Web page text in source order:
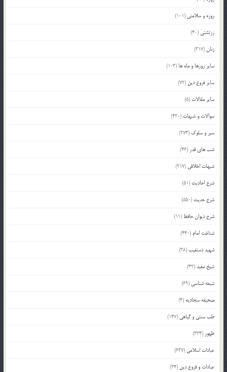
روزه و سلامتی (101)
زرتشتی (40)
زنان(317)
سایر روزها و ماه ها (103)
سایر فروع دین (72)
سایر مقالات (5)
سوالات و شبهات (420)
سیر و سلوک (274)
شب های قدر (46)
شبهات اخلاقی (217)
شرح احادیث (51)
شرح حدیث (550)
شرح دیوان حافظ (11)
شناخت امام (440)
شهید دستغیب(38)
شیخ مفید(42)
شیعه شناسی (69)
صحیفه سجادیه (4)
طب سنتی و گیاهی (147)
ظهور (334)
عبادات اسلامی (627)
عبادات و فروع دین (34)